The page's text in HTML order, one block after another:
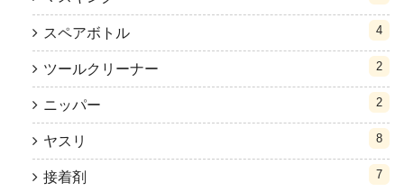
スペアボトル 4
ツールクリーナー 2
ニッパー 2
ヤスリ 8
接着剤 7